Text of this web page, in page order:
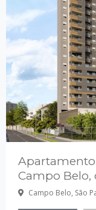
Apartamento
Campo Belo,
Campo Belo, São